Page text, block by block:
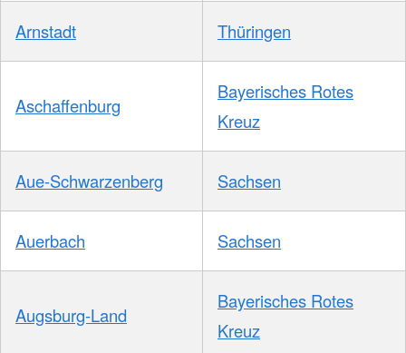
Arnstadt Thüringen
Aschaffenburg
Bayerisches Rotes
Kreuz
Aue-Schwarzenberg Sachsen
Auerbach Sachsen
Augsburg-Land
Bayerisches Rotes
Kreuz